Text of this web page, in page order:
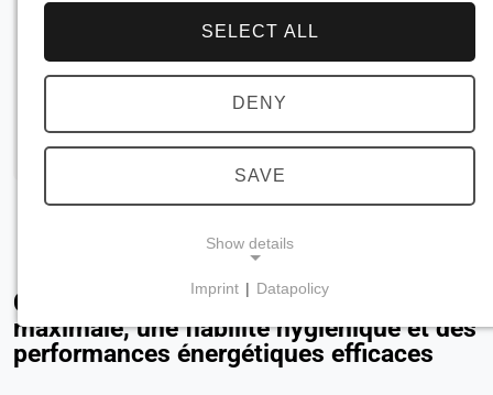
Conçus pour une sécurité alimentaire
maximale, une fiabilité hygiénique et des
performances énergétiques efficaces
SELECT ALL
DENY
SAVE
Show details
Requis pour les fonctionnalités essentielles du site
web, telles que la navigation et l'enregistrement
Imprint | Datapolicy